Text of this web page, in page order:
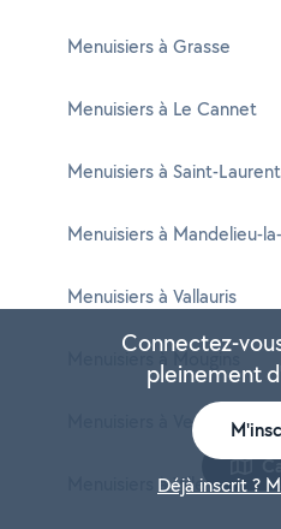
Menuisiers à Grasse
Menuisiers à Le Cannet
Menuisiers à Saint-
Menuisiers à Mandelieu-
Menuisiers à Vallauris
Menuisiers à Mougins
Menuisiers à Vence
Menuisiers à Villeneuve-
Connectez-
pleinement
Déjà inscrit ?